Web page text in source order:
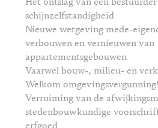
Het ontslag van een
schijnzelfstandigheid
Nieuwe wetgeving mede-
verbouwen en vernieuwen van
appartementsgebouwen
Vaarwel bouw-, milieu- en
Welkom omgevingsvergunning!
Verruiming van de
stedenbouwkundige